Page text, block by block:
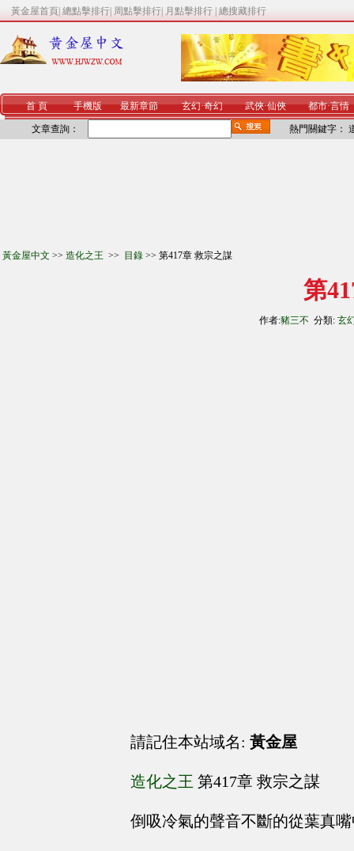
黃金屋首頁 總點擊排行 周點擊排行 月點擊排行 總搜藏排行
首 頁 手機版 最新章節 玄幻·奇幻 武俠·仙俠 都市·言情
文章查詢： 熱門關鍵字：
黃金屋中文 >> 造化之王 >> 目錄 >> 第417章 救宗之謀
第
作者:豬三不 分類: 玄
請記住本站域名: 黃金屋
造化之王 第417章 救宗之謀
倒吸冷氣的聲音不斷的從葉真